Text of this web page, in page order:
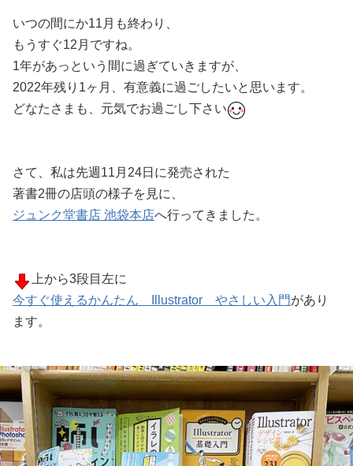
いつの間にか11月も終わり、
もうすぐ12月ですね。
1年があっという間に過ぎていきますが、
2022年残り1ヶ月、有意義に過ごしたいと思います。
どなたさまも、元気でお過ごし下さい
さて、私は先週11月24日に発売された
著書2冊の店頭の様子を見に、
ジュンク堂書店 池袋本店へ行ってきました。
上から3段目左に
今すぐ使えるかんたん Illustrator やさしい入門があり
ます。